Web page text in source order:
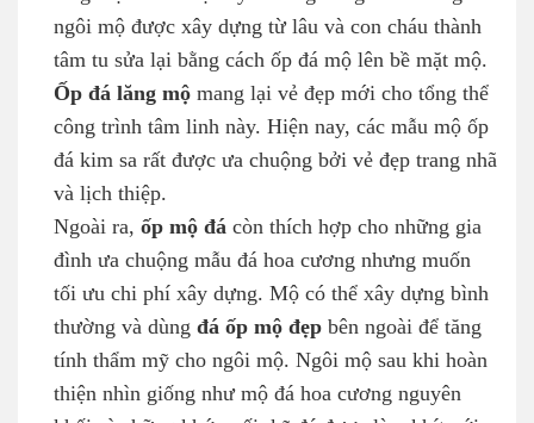
ngôi mộ được xây dựng từ lâu và con cháu thành
tâm tu sửa lại bằng cách ốp đá mộ lên bề mặt mộ.
Ốp đá lăng mộ mang lại vẻ đẹp mới cho tổng thể
công trình tâm linh này. Hiện nay, các mẫu mộ ốp
đá kim sa rất được ưa chuộng bởi vẻ đẹp trang nhã
và lịch thiệp.
Ngoài ra, ốp mộ đá còn thích hợp cho những gia
đình ưa chuộng mẫu đá hoa cương nhưng muốn
tối ưu chi phí xây dựng. Mộ có thể xây dựng bình
thường và dùng đá ốp mộ đẹp bên ngoài để tăng
tính thẩm mỹ cho ngôi mộ. Ngôi mộ sau khi hoàn
thiện nhìn giống như mộ đá hoa cương nguyên